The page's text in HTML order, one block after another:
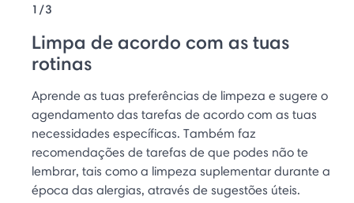
1/3
Limpa de acordo com as tuas
rotinas
Aprende as tuas preferências de limpeza e sugere o
agendamento das tarefas de acordo com as tuas
necessidades específicas. Também faz
recomendações de tarefas de que podes não te
lembrar, tais como a limpeza suplementar durante a
época das alergias, através de sugestões úteis.